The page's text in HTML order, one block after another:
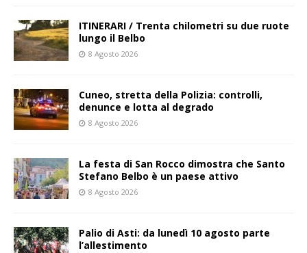
ITINERARI / Trenta chilometri su due ruote
lungo il Belbo
8 Agosto 2026
Cuneo, stretta della Polizia: controlli,
denunce e lotta al degrado
8 Agosto 2026
La festa di San Rocco dimostra che Santo
Stefano Belbo è un paese attivo
8 Agosto 2026
Palio di Asti: da lunedì 10 agosto parte
l’allestimento